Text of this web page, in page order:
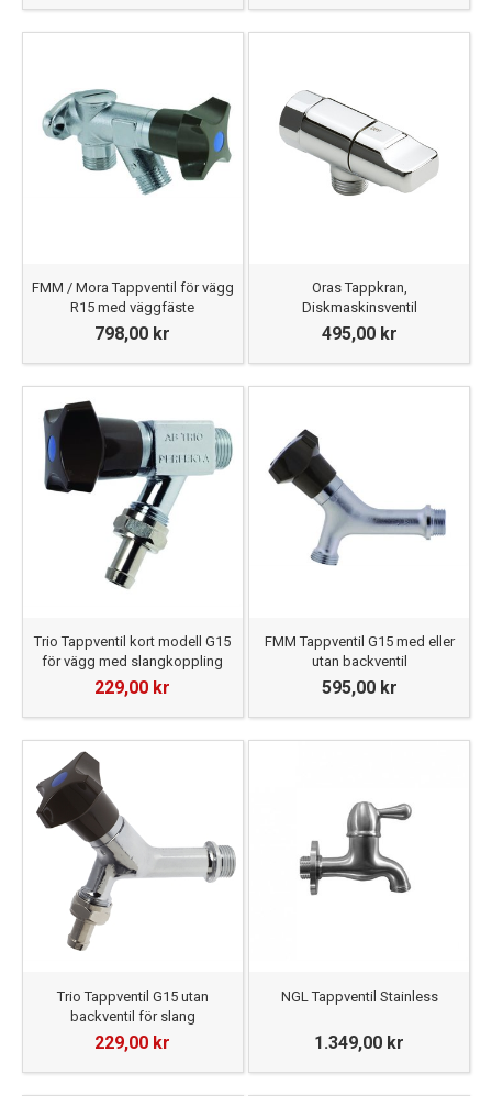
FMM / Mora Tappventil för vägg
R15 med väggfäste
798,00 kr
Oras Tappkran,
Diskmaskinsventil
495,00 kr
Trio Tappventil kort modell G15
för vägg med slangkoppling
229,00 kr
FMM Tappventil G15 med eller
utan backventil
595,00 kr
Trio Tappventil G15 utan
backventil för slang
229,00 kr
NGL Tappventil Stainless
1.349,00 kr